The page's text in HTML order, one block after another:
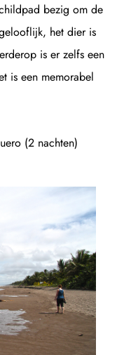
bezig om de
het dier is
is er zelfs een
is een memorabel
(2 nachten)